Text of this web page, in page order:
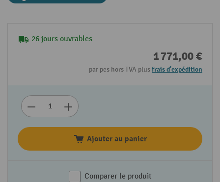
26 jours ouvrables
1 771,00 €
par pcs hors TVA plusfrais d'expédition
Ajouter au panier
Comparer le produit